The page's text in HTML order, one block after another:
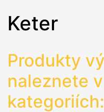
Keter
Produkty
naleznete
kategoriích: